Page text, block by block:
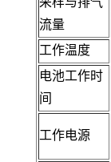
流量
工作温度
电池工作时
间
工作电源